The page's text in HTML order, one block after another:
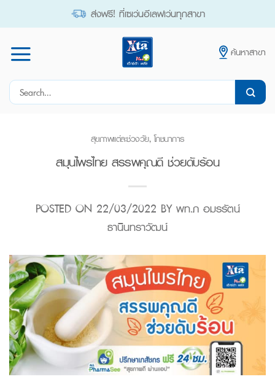
ส่งฟรี! ที่เซเว่นอีเลฟเว่นทุกสาขา
ค้นหาสาขา
Search
สุขภาพแต่ละช่วงวัย,โภชนาการ
สมุนไพรไทย สรรพคุณดี ช่วยดับร้อน
POSTED ON 22/03/2022 BYพท.ภ อมรรัตน์
ธานินทราวัฒน์